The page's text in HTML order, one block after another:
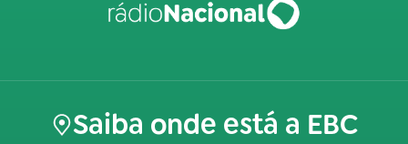
Saiba onde está a EBC